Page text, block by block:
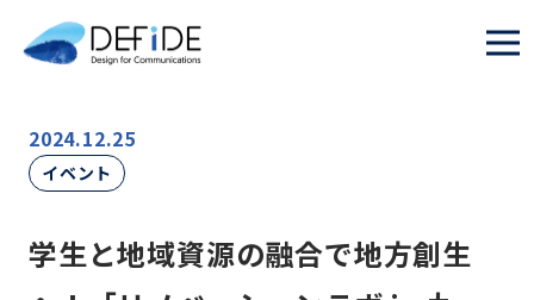
2024.12.25
イベント
学生と地域資源の融合で地方創生